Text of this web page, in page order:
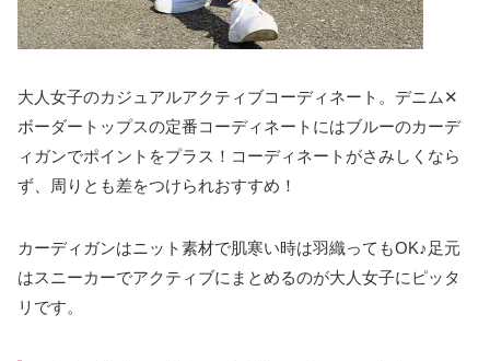
大人女子のカジュアルアクティブコーディネート。デニム✕
ボーダートップスの定番コーディネートにはブルーのカーデ
ィガンでポイントをプラス！コーディネートがさみしくなら
ず、周りとも差をつけられおすすめ！
カーディガンはニット素材で肌寒い時は羽織ってもOK♪足元
はスニーカーでアクティブにまとめるのが大人女子にピッタ
リです。